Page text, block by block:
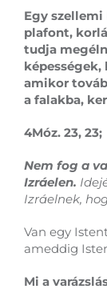
Egy szellemi
plafont,
tudja
amikor
a falakba,
4Móz. 23, 23;
Nem fog a
Izráelen.
Izráelnek,
Van egy
ameddig
Mi a